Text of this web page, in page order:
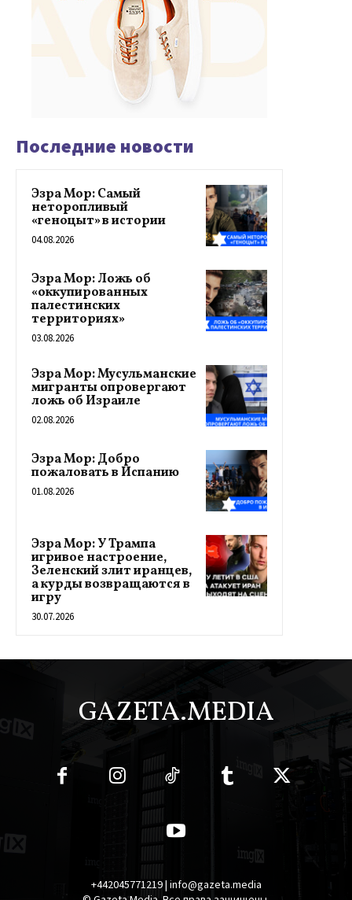
Последние новости
Эзра Мор: Самый
неторопливый
«геноцыт» в истории
04.08.2026
Эзра Мор: Ложь об
«оккупированных
палестинских
территориях»
03.08.2026
Эзра Мор: Мусульманские
мигранты опровергают
ложь об Израиле
02.08.2026
Эзра Мор: Добро
пожаловать в Испанию
01.08.2026
Эзра Мор: У Трампа
игривое настроение,
Зеленский злит иранцев,
а курды возвращаются в
игру
30.07.2026
GAZETA.MEDIA
+442045771219 | info@gazeta.media